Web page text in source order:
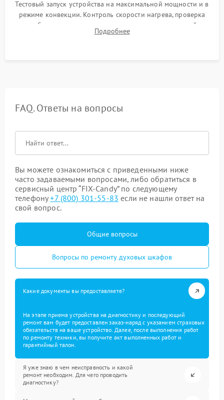
Тестовый запуск устройства на максимальной мощности и в
режиме конвекции. Контроль скорости нагрева, проверка
срабатывания термостата при достижении заданной
температуры и тест на отсутствие утечек тока.
Подробнее
FAQ. Ответы на вопросы
Вы можете ознакомиться с приведенными ниже
часто задаваемыми вопросами, либо обратиться в
сервисный центр “FIX-Candy” по следующему
телефону+7 (800) 301-55-83 если не нашли ответ на
свой вопрос.
Общие вопросы
Вопросы по ремонту духовых шкафов
Какие документы вы предоставляете?
На этапе приема устройства на диагностику и последующий
ремонт вам будет предоставлен заказ-наряд с указанием страховых
обязательств на ваше устройство. Далее, после выполнения работ
по ремонту техники, вы получите акт выполненных работ и
гарантийный талон.
Я уже знаю в чем неисправность и какой
ремонт необходим. Для чего проводить
диагностику?